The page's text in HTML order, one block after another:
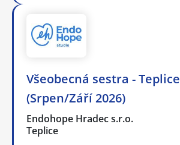
Všeobecná sestra - Teplice
(Srpen/Září 2026)
Endohope Hradec s.r.o.
Teplice